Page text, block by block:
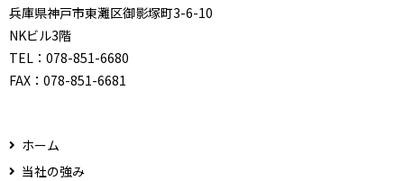
兵庫県神戸市東灘区御影塚町3-6-10
NKビル3階
TEL： 078-851-6680
FAX： 078-851-6681
ホーム
当社の強み